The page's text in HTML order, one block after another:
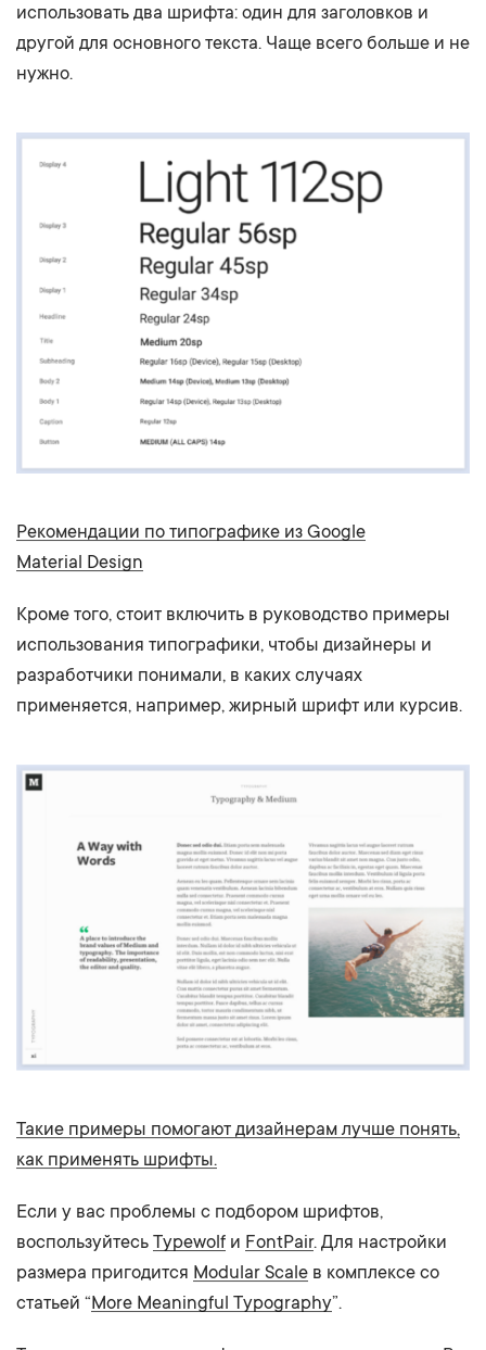
использовать два шрифта: один для заголовков и
другой для основного текста. Чаще всего больше и не
нужно.
Рекомендации по типографике из Google
Material Design
Кроме того, стоит включить в руководство примеры
использования типографики, чтобы дизайнеры и
разработчики понимали, в каких случаях
применяется, например, жирный шрифт или курсив.
Такие примеры помогают дизайнерам лучше понять,
как применять шрифты.
Если у вас проблемы с подбором шрифтов,
воспользуйтесь Typewolf и FontPair. Для настройки
размера пригодится Modular Scale в комплексе со
статьей “More Meaningful Typography”.